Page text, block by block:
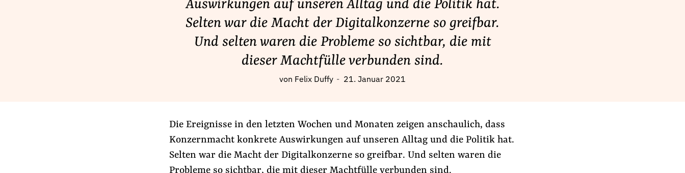
Auswirkungen auf unseren Alltag und die Politik hat.
Selten war die Macht der Digitalkonzerne so greifbar.
Und selten waren die Probleme so sichtbar, die mit
dieser Machtfülle verbunden sind.
von Felix Duffy 21. Januar 2021
Die Ereignisse in den letzten Wochen und Monaten zeigen anschaulich, dass
Konzernmacht konkrete Auswirkungen auf unseren Alltag und die Politik hat.
Selten war die Macht der Digitalkonzerne so greifbar. Und selten waren die
Probleme so sichtbar, die mit dieser Machtfülle verbunden sind.